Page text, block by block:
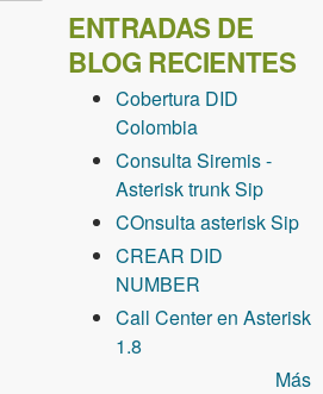
ENTRADAS DE
BLOG RECIENTES
Cobertura DID
Colombia
Consulta Siremis -
Asterisk trunk Sip
COnsulta asterisk Sip
CREAR DID
NUMBER
Call Center en Asterisk
1.8
Más